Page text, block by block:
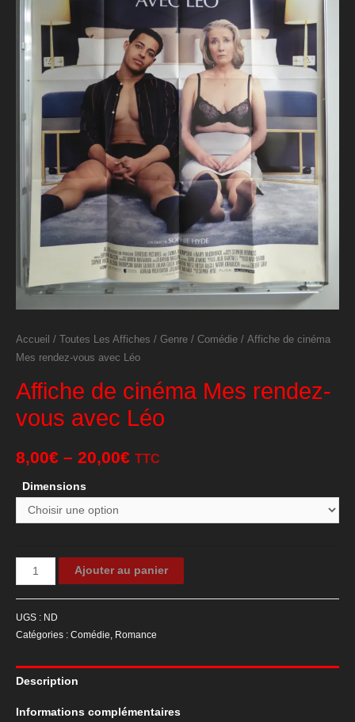
Accueil / Toutes Les Affiches / Genre / Comédie / Affiche de cinéma
Mes rendez-vous avec Léo
Affiche de cinéma Mes rendez-
vous avec Léo
8,00€ – 20,00€ TTC
Dimensions
quantité
de
Mes
rendez-
vous
Ajouter au panier
UGS : ND
Catégories : Comédie, Romance
Description
Informations complémentaires